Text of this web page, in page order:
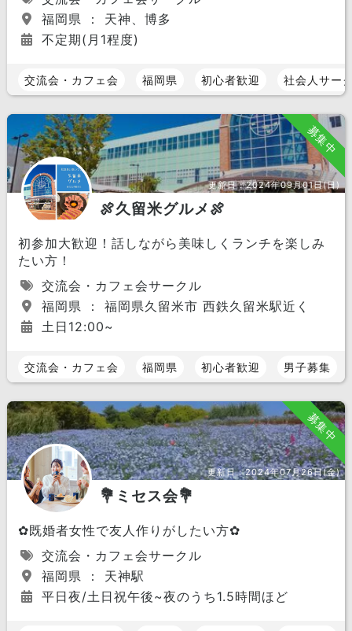
福岡県 ： 天神、博多
不定期(月1程度)
交流会・カフェ会 福岡県 初心者歓迎 社会人サー
募集中
更新日：2024年09月01日(日)
🍖久留米グルメ🍖
初参加大歓迎！話しながら美味しくランチを楽しみ
たい方！
交流会・カフェ会サークル
福岡県 ： 福岡県久留米市 西鉄久留米駅近く
土日12:00~
交流会・カフェ会 福岡県 初心者歓迎 男子募集
募集中
更新日：2024年07月26日(金)
💐ミセス会💐
✿既婚者女性で友人作りがしたい方✿
交流会・カフェ会サークル
福岡県 ： 天神駅
平日夜/土日祝午後~夜のうち1.5時間ほど